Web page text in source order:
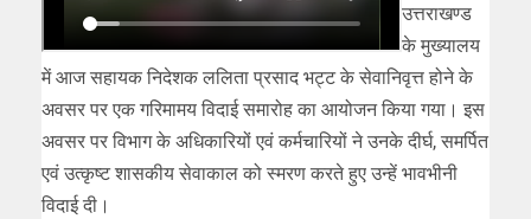
उत्तराखण्ड
के मुख्यालय
में आज सहायक निदेशक ललिता प्रसाद भट्ट के सेवानिवृत्त होने के
अवसर पर एक गरिमामय विदाई समारोह का आयोजन किया गया। इस
अवसर पर विभाग के अधिकारियों एवं कर्मचारियों ने उनके दीर्घ, समर्पित
एवं उत्कृष्ट शासकीय सेवाकाल को स्मरण करते हुए उन्हें भावभीनी
विदाई दी।